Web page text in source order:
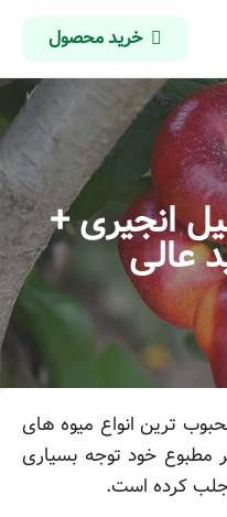
خرید محصول
انجیری +
عالی
ترین انواع میوه های
مطبوع خود توجه بسیاری
جلب کرده است.